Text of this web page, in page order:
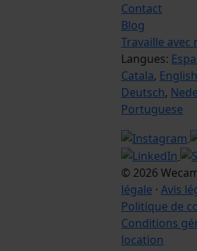
Contact
Blog
Travaille avec
Langues:
Catala, English
Deutsch,
Portuguese
© 2026
légale · Avis
Politique de
Conditions
location